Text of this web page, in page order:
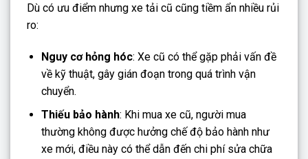
Dù có ưu điểm nhưng xe tải cũ cũng tiềm ẩn nhiều rủi
ro:
Nguy cơ hỏng hóc: Xe cũ có thể gặp phải vấn đề
về kỹ thuật, gây gián đoạn trong quá trình vận
chuyển.
Thiếu bảo hành: Khi mua xe cũ, người mua
thường không được hưởng chế độ bảo hành như
xe mới, điều này có thể dẫn đến chi phí sửa chữa